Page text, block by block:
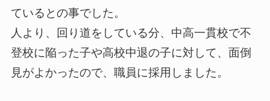
ているとの事でした。
人より、回り道をしている分、中高一貫校で不
登校に陥った子や高校中退の子に対して、面倒
見がよかったので、職員に採用しました。